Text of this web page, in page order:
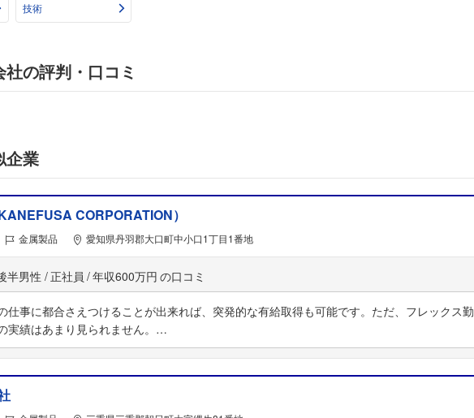
技術
の評判・口コミ
企業
CORPORATION）
金属製品 愛知県丹羽郡大口町中小口1丁目1番地
半男性 正社員 年収600万円
仕事に都合さえつけることが出来れば、突発的な有給取得も可能です。ただ、フレックス勤
実績はあまり見られません。…